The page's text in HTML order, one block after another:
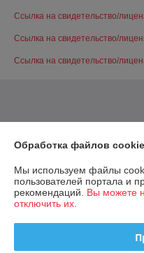
Ссылка на свидетельство/
Ссылка на свидетельство/
Ссылка на свидетельство/
Обработка файлов cookie
Мы используем файлы
пользователей портала и
рекомендаций. Вы можете
отключить их.